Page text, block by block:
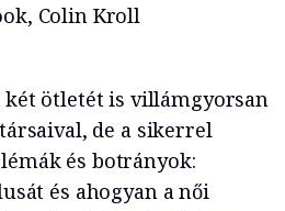
Colin Kroll
ötletét is villámgyorsan
de a sikerrel
és botrányok:
és ahogyan a női